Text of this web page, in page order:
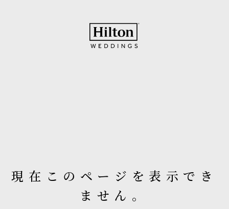
現在このページを表示でき
ません。